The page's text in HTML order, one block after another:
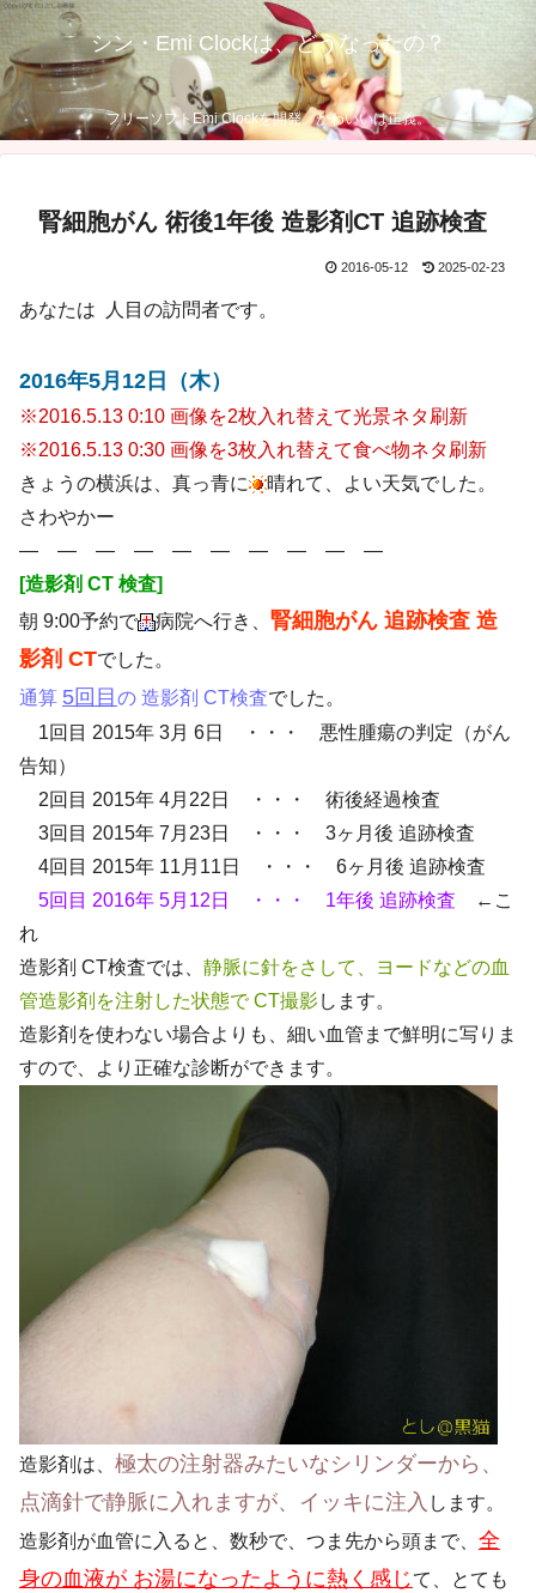
シン・Emi Clockは、どうなったの？
フリーソフトEmi Clockを開発。かわいいは正義。
腎細胞がん 術後1年後 造影剤CT 追跡検査
2016-05-12 2025-02-23
あなたは 人目の訪問者です。
2016年5月12日（木）
※2016.5.13 0:10 画像を2枚入れ替えて光景ネタ刷新
※2016.5.13 0:30 画像を3枚入れ替えて食べ物ネタ刷新
きょうの横浜は、真っ青に
晴れて、よい天気でした。
さわやかー
― ― ― ― ― ― ― ― ― ―
[造影剤 CT 検査]
朝 9:00予約で
病院へ行き、 腎細胞がん 追跡検査 造
影剤 CTでした。
通算 5回目 の 造影剤 CT検査でした。
1回目 2015年 3月 6日 ・・・ 悪性腫瘍の判定（がん
告知）
2回目 2015年 4月22日 ・・・ 術後経過検査
3回目 2015年 7月23日 ・・・ 3ヶ月後 追跡検査
4回目 2015年 11月11日 ・・・ 6ヶ月後 追跡検査
5回目 2016年 5月12日 ・・・ 1年後 追跡検査 ←こ
れ
造影剤 CT検査では、 静脈に針をさして、ヨードなどの血
管造影剤を注射した状態で CT撮影します。
造影剤を使わない場合よりも、細い血管まで鮮明に写りま
すので、より正確な診断ができます。
造影剤は、 極太の注射器みたいなシリンダーから、
点滴針で静脈に入れますが、イッキに注入 します。
造影剤が血管に入ると、数秒で、つま先から頭まで、 全
身の血液が お湯になったように熱く感じて、とても